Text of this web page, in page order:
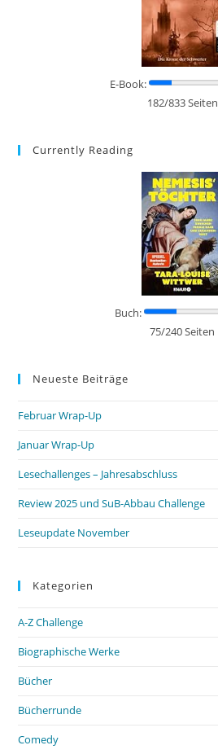
E-Book:
182/833 Seiten
Currently Reading
Buch:
75/240 Seiten
Neueste Beiträge
Februar Wrap-Up
Januar Wrap-Up
Lesechallenges – Jahresabschluss
Review 2025 und SuB-Abbau Challenge
Leseupdate November
Kategorien
A-Z Challenge
Biographische Werke
Bücher
Bücherrunde
Comedy